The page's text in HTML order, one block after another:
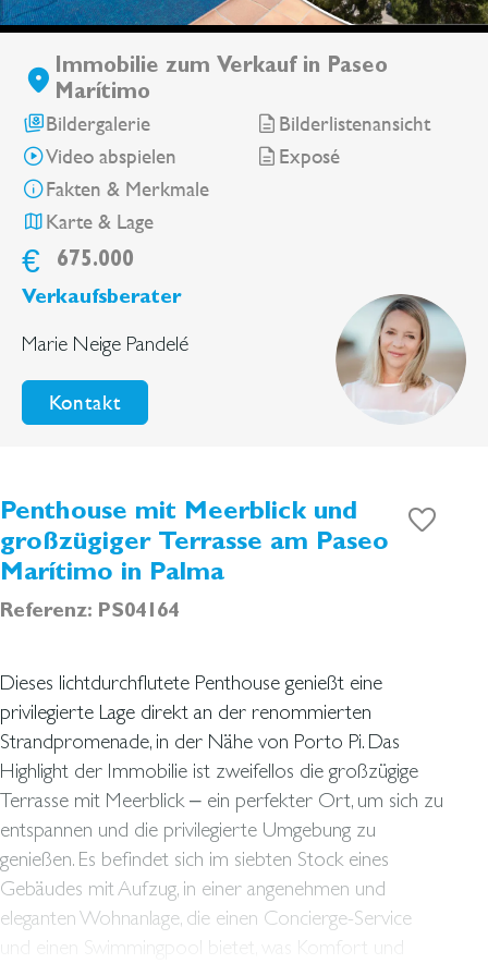
Immobilie zum Verkauf in Paseo
Marítimo
Bildergalerie
Video abspielen
Fakten & Merkmale
Karte & Lage
Bilderlistenansicht
Exposé
€ 675.000
Verkaufsberater
Marie Neige Pandelé
Kontakt
Penthouse mit Meerblick und
großzügiger Terrasse am Paseo
Marítimo in Palma
Referenz: PS04164
Dieses lichtdurchflutete Penthouse genießt eine
privilegierte Lage direkt an der renommierten
Strandpromenade, in der Nähe von Porto Pi. Das
Highlight der Immobilie ist zweifellos die großzügige
Terrasse mit Meerblick – ein perfekter Ort, um sich zu
entspannen und die privilegierte Umgebung zu
genießen. Es befindet sich im siebten Stock eines
Gebäudes mit Aufzug, in einer angenehmen und
eleganten Wohnanlage, die einen Concierge-Service
und einen Swimmingpool bietet, was Komfort und